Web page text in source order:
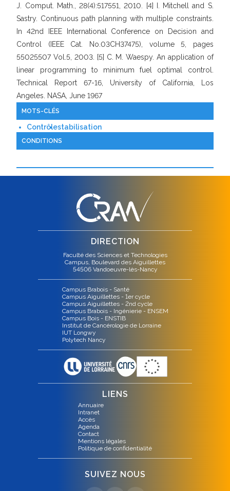
J. Comput. Math., 28(4):517551, 2010. [4] I. Mitchell and S.
Sastry. Continuous path planning with multiple constraints.
In 42nd IEEE International Conference on Decision and
Control (IEEE Cat. No.03CH37475), volume 5, pages
55025507 Vol.5, 2003. [5] C. M. Waespy. An application of
linear programming to minimum fuel optimal control.
Technical Report 67-16, University of California, Los
Angeles. NASA, June 1967
MOTS-CLÉS
Contrôlestabilisation
CONDITIONS
DIRECTION
Faculté des Sciences et Technologies
Campus, Boulevard des Aiguillettes
54506 Vandoeuvre-lès-Nancy
Campus Brabois - Santé
Campus Aiguillettes - 1er cycle
Campus Aiguillettes - 2nd cycle
Campus Brabois - Ingénierie - ENSEM
Campus Bois - ENSTIB
Institut de Cancérologie de Lorraine
IUT Longwy
Polytech Nancy
LIENS
Annuaire
Intranet
Accès
Agenda
Contact
Mentions légales
Politique de confidentialité
SUIVEZ NOUS